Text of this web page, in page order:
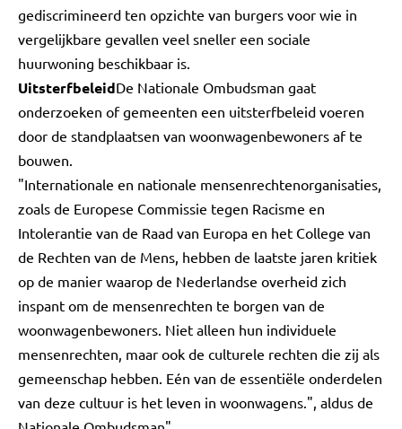
gediscrimineerd ten opzichte van burgers voor wie in
vergelijkbare gevallen veel sneller een sociale
huurwoning beschikbaar is.
UitsterfbeleidDe Nationale Ombudsman gaat
onderzoeken of gemeenten een uitsterfbeleid voeren
door de standplaatsen van woonwagenbewoners af te
bouwen.
"Internationale en nationale mensenrechtenorganisaties,
zoals de Europese Commissie tegen Racisme en
Intolerantie van de Raad van Europa en het College van
de Rechten van de Mens, hebben de laatste jaren kritiek
op de manier waarop de Nederlandse overheid zich
inspant om de mensenrechten te borgen van de
woonwagenbewoners. Niet alleen hun individuele
mensenrechten, maar ook de culturele rechten die zij als
gemeenschap hebben. Eén van de essentiële onderdelen
van deze cultuur is het leven in woonwagens.", aldus de